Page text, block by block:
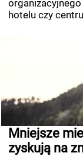
hotelu czy
Mniejsze
zyskują na